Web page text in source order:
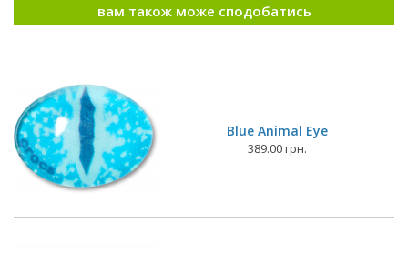
вам також може сподобатись
Blue Animal Eye
389.00 грн.